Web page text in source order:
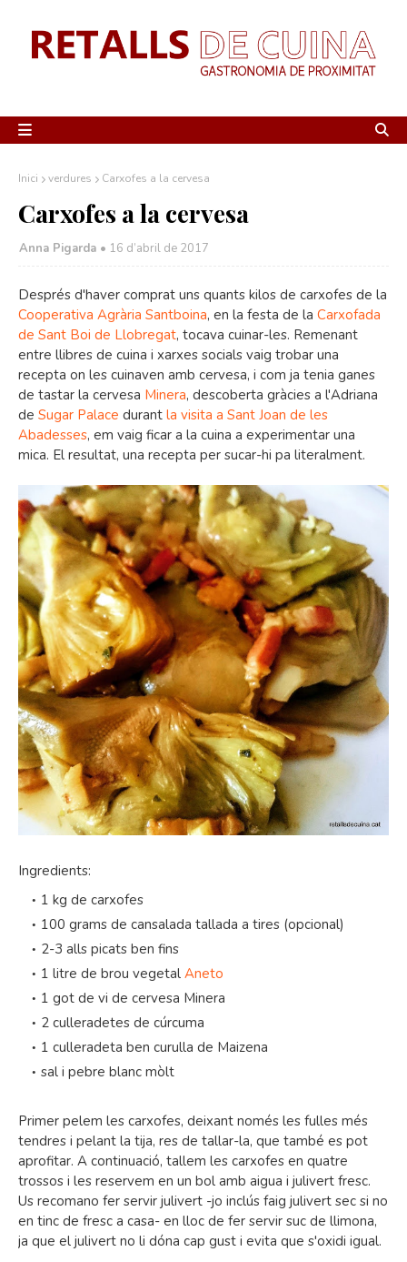
Inici verdures Carxofes a la cervesa
Carxofes a la cervesa
Anna Pigarda • 16 d’abril de 2017
Després d'haver comprat uns quants kilos de carxofes de la
Cooperativa Agrària Santboina, en la festa de la Carxofada
de Sant Boi de Llobregat, tocava cuinar-les. Remenant
entre llibres de cuina i xarxes socials vaig trobar una
recepta on les cuinaven amb cervesa, i com ja tenia ganes
de tastar la cervesa Minera, descoberta gràcies a l'Adriana
de Sugar Palace durant la visita a Sant Joan de les
Abadesses, em vaig ficar a la cuina a experimentar una
mica. El resultat, una recepta per sucar-hi pa literalment.
Ingredients:
1 kg de carxofes
100 grams de cansalada tallada a tires (opcional)
2-3 alls picats ben fins
1 litre de brou vegetal Aneto
1 got de vi de cervesa Minera
2 culleradetes de cúrcuma
1 culleradeta ben curulla de Maizena
sal i pebre blanc mòlt
Primer pelem les carxofes, deixant només les fulles més
tendres i pelant la tija, res de tallar-la, que també es pot
aprofitar. A continuació, tallem les carxofes en quatre
trossos i les reservem en un bol amb aigua i julivert fresc.
Us recomano fer servir julivert -jo inclús faig julivert sec si no
en tinc de fresc a casa- en lloc de fer servir suc de llimona,
ja que el julivert no li dóna cap gust i evita que s'oxidi igual.